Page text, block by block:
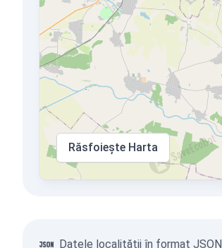
Răsfoiește Harta
Datele localității în format JSON